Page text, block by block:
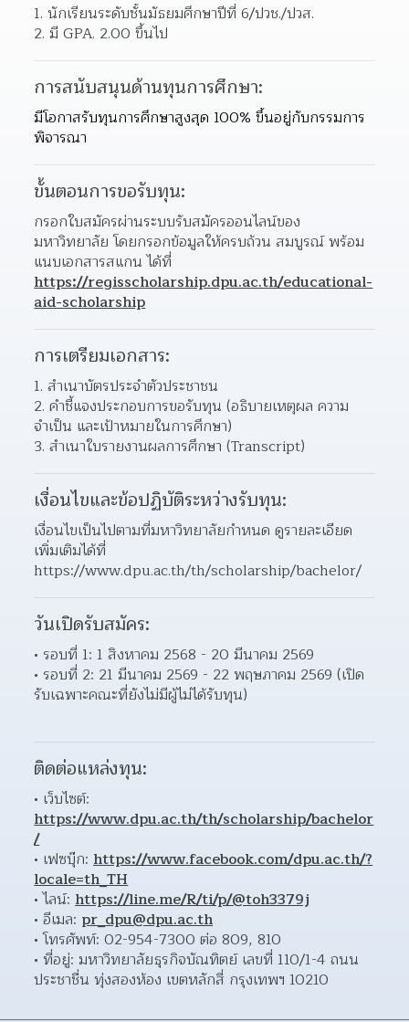
1. นักเรียนระดับชั้นมัธยมศึกษาปีที่ 6/ปวช./ปวส.
2. มี GPA. 2.00 ขึ้นไป
การสนับสนุนด้านทุนการศึกษา:
มีโอกาสรับทุนการศึกษาสูงสุด 100% ขึ้นอยู่กับกรรมการ
พิจารณา
ขั้นตอนการขอรับทุน:
กรอกใบสมัครผ่านระบบรับสมัครออนไลน์ของ
มหาวิทยาลัย โดยกรอกข้อมูลให้ครบถ้วน สมบูรณ์ พร้อม
https://regisscholarship.dpu.ac.th/educational-
aid-scholarship
การเตรียมเอกสาร:
1. สำเนาบัตรประจำตัวประชาชน
2. คำชี้แจงประกอบการขอรับทุน (อธิบายเหตุผล ความ
จำเป็น และเป้าหมายในการศึกษา)
3. สำเนาใบรายงานผลการศึกษา (Transcript)
เงื่อนไขและข้อปฏิบัติระหว่างรับทุน:
เงื่อนไขเป็นไปตามที่มหาวิทยาลัยกำหนด ดูรายละเอียด
เพิ่มเติมได้ที่
https://www.dpu.ac.th/th/scholarship/bachelor/
วันเปิดรับสมัคร:
รอบที่ 1: 1 สิงหาคม 2568 - 20 มีนาคม 2569
รอบที่ 2: 21 มีนาคม 2569 - 22 พฤษภาคม 2569 (เปิด
รับเฉพาะคณะที่ยังไม่มีผู้ไม่ได้รับทุน)
ติดต่อแหล่งทุน:
https://www.dpu.ac.th/th/scholarship/bachelor
/
เฟซบุ๊ก: https://www.facebook.com/dpu.ac.th/?
locale=th_TH
ไลน์: https://line.me/R/ti/p/@toh3379j
อีเมล: pr_dpu@dpu.ac.th
โทรศัพท์: 02-954-7300 ต่อ 809, 810
ที่อยู่: มหาวิทยาลัยธุรกิจบัณทิตย์ เลขที่ 110/1-4 ถนน
ประชาชื่น ทุ่งสองห้อง เขตหลักสี่ กรุงเทพฯ 10210